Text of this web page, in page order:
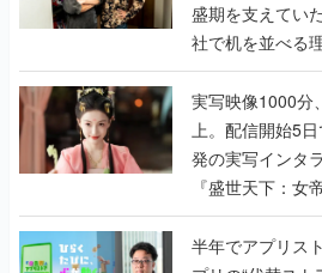
盛期を支えてい
社で机を並べる
『TATSUJIN
んだレジェンド
実写映像1000分
上。配信開始5
発の実写インタ
『盛世天下：女
うこだわりをプ
半年でアプリストア